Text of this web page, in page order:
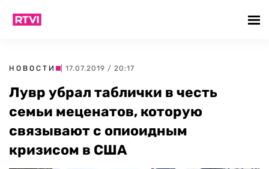
НОВОСТИ | 17.07.2019 / 20:17
Лувр убрал таблички в честь
семьи меценатов, которую
связывают с опиоидным
кризисом в США